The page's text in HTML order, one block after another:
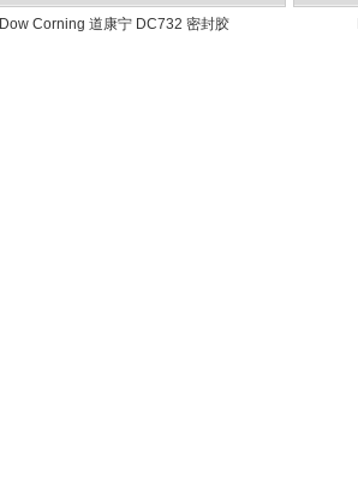
Dow Corning 道康宁 DC732 密封胶